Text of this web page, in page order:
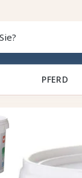
PFERD 🐎